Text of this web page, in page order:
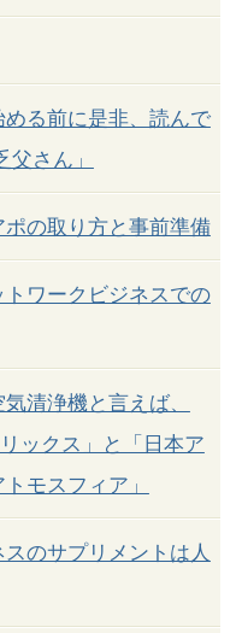
る前に是非、読んで
さん」
の取り方と事前準備
ワークビジネスでの
清浄機と言えば、
ックス」と「日本ア
モスフィア」
のサプリメントは人